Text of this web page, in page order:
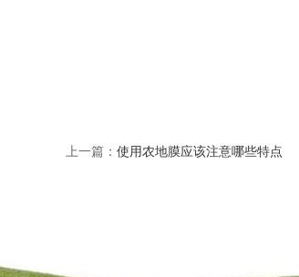
上一篇： 使用农地膜应该注意哪些特点